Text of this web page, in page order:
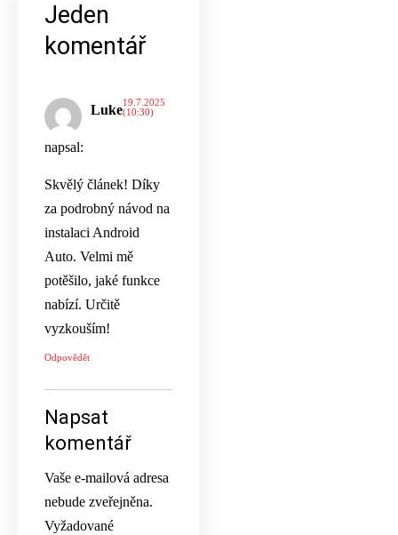
Jeden
komentář
Luke
napsal:
19.7.2025
(10:30)
Skvělý článek! Díky
za podrobný návod na
instalaci Android
Auto. Velmi mě
potěšilo, jaké funkce
nabízí. Určitě
vyzkouším!
Odpovědět
Napsat
komentář
Vaše e-mailová adresa
nebude zveřejněna.
Vyžadované